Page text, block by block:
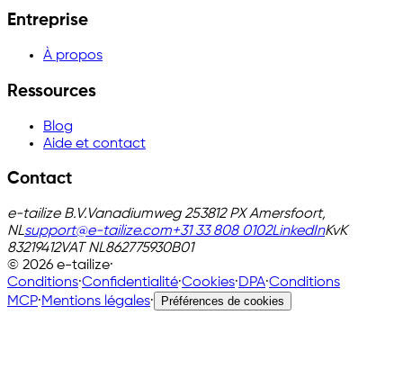
Entreprise
À propos
Ressources
Blog
Aide et contact
Contact
e-tailize B.V.Vanadiumweg 253812 PX Amersfoort,
NLsupport@e-tailize.com+31 33 808 0102LinkedInKvK
83219412VAT NL862775930B01
© 2026 e-tailize·
Conditions·Confidentialité·Cookies·DPA·Conditions
MCP·Mentions légales· Préférences de cookies